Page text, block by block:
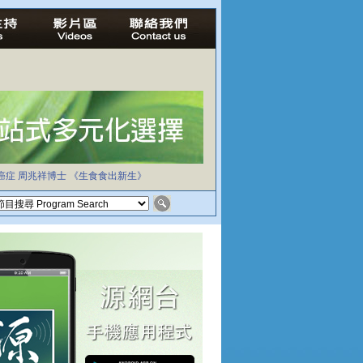
症 周兆祥博士 《生食食出新生》